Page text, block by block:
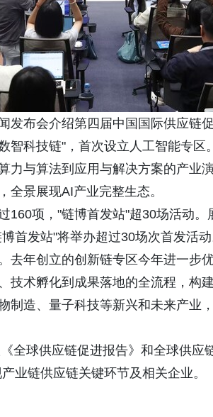
发布会介绍第四届中国国际供应链
智科技链"，首次设立人工智能专
力与算法到应用与解决方案的产业
全景展现AI产业完整生态。
160项，"链博首发站"超30场活动
首发站"将举办超过30场次首发活
去年创立的创新链专区今年进一步
技术孵化到成果落地的全流程，构
制造、量子科技等新兴和未来产业
全球供应链促进报告》和全球供
业链供应链关键环节及相关企业。